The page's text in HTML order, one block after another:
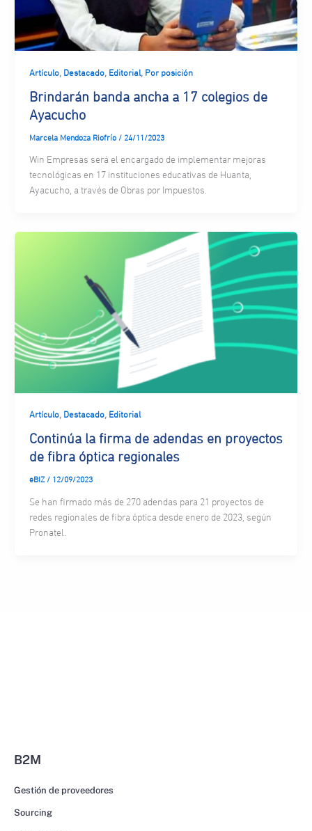
Artículo, Destacado, Editorial, Por posición
Brindarán banda ancha a 17 colegios de
Ayacucho
Marcela Mendoza Riofrío / 24/11/2023
Win Empresas será el encargado de implementar mejoras
tecnológicas en 17 instituciones educativas de Huanta,
Ayacucho, a través de Obras por Impuestos.
Artículo, Destacado, Editorial
Continúa la firma de adendas en proyectos
de fibra óptica regionales
eBIZ / 12/09/2023
Se han firmado más de 270 adendas para 21 proyectos de
redes regionales de fibra óptica desde enero de 2023, según
Pronatel.
B2M
Gestión de proveedores
Sourcing